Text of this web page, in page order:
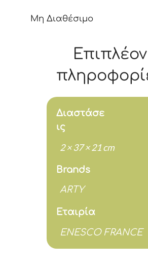
Μη Διαθέσιμο
Επιπλέον
Διαστάσε
ις
2 × 37 × 21 cm
Brands
ARTY
Εταιρία
ENESCO FRANCE